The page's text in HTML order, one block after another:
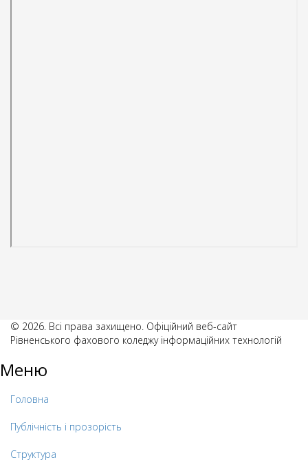
© 2026. Всі права захищено. Офіційний веб-сайт
Рівненського фахового коледжу інформаційних технологій
Меню
Головна
Публічність і прозорість
Структура